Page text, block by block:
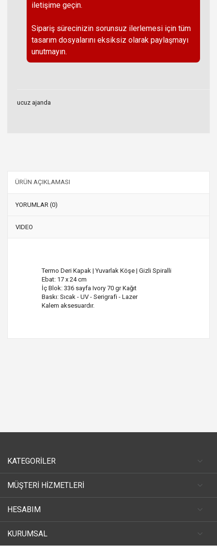
iletişime geçin.
Sipariş sürecinizin sorunsuz ilerlemesi için tüm
tasarım dosyalarını eksiksiz olarak paylaşmayı
unutmayın.
ucuz ajanda
ÜRÜN AÇIKLAMASI
YORUMLAR (0)
VIDEO
Termo Deri Kapak | Yuvarlak Köşe | Gizli Spiralli
Ebat: 17 x 24 cm
İç Blok: 336 sayfa Ivory 70 gr Kağıt
Baskı: Sıcak - UV - Serigrafi - Lazer
Kalem aksesuardır.
KATEGORİLER
MÜŞTERİ HİZMETLERİ
HESABIM
KURUMSAL